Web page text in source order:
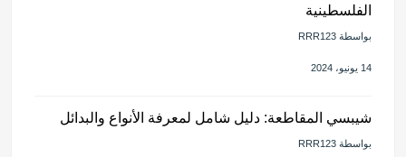
الفلسطينية
بواسطة RRR123
14 يونيو، 2024
شيبسي المقاطعة: دليل شامل لمعرفة الأنواع والبدائل
بواسطة RRR123